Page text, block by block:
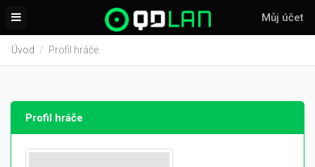
Můj účet
Úvod Profil hráče
Profil hráče